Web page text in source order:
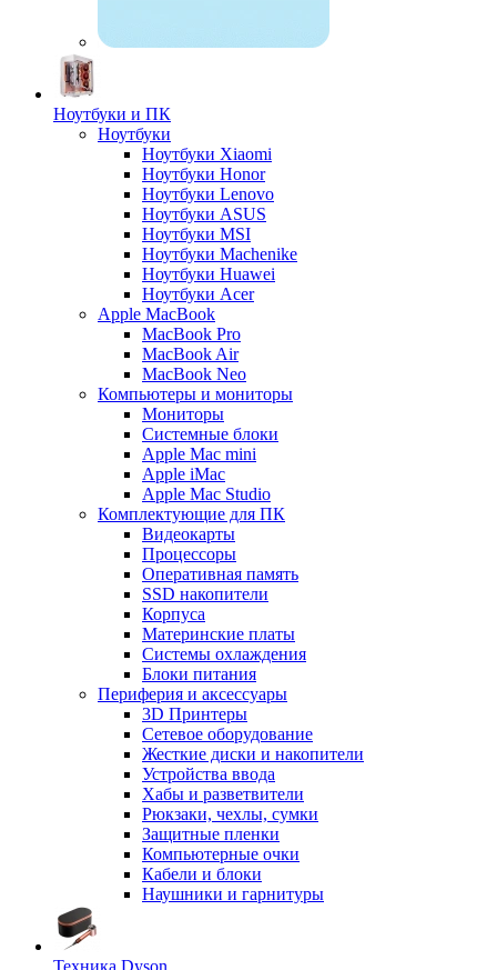
Ноутбуки и ПК
Ноутбуки
Ноутбуки Xiaomi
Ноутбуки Honor
Ноутбуки Lenovo
Ноутбуки ASUS
Ноутбуки MSI
Ноутбуки Machenike
Ноутбуки Huawei
Ноутбуки Acer
Apple MacBook
MacBook Pro
MacBook Air
MacBook Neo
Компьютеры и мониторы
Мониторы
Системные блоки
Apple Mac mini
Apple iMac
Apple Mac Studio
Комплектующие для ПК
Видеокарты
Процессоры
Оперативная память
SSD накопители
Корпуса
Материнские платы
Системы охлаждения
Блоки питания
Периферия и аксессуары
3D Принтеры
Сетевое оборудование
Жесткие диски и накопители
Устройства ввода
Хабы и разветвители
Рюкзаки, чехлы, сумки
Защитные пленки
Компьютерные очки
Кабели и блоки
Наушники и гарнитуры
Техника Dyson